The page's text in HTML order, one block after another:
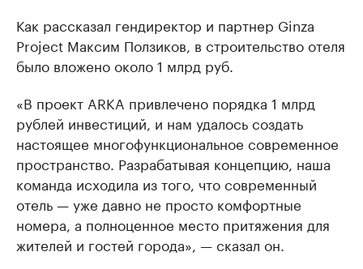
Как рассказал гендиректор и партнер Ginza
Project Максим Ползиков, в строительство отеля
было вложено около 1 млрд руб.
«В проект ARKA привлечено порядка 1 млрд
рублей инвестиций, и нам удалось создать
настоящее многофункциональное современное
пространство. Разрабатывая концепцию, наша
команда исходила из того, что современный
отель — уже давно не просто комфортные
номера, а полноценное место притяжения для
жителей и гостей города», — сказал он.